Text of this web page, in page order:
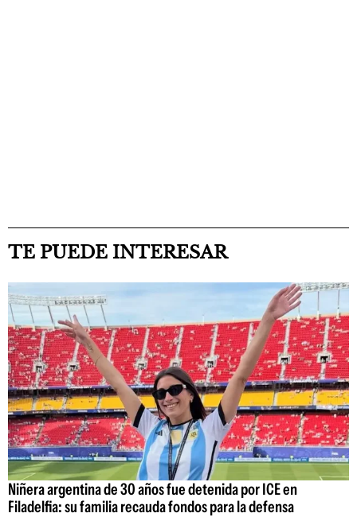
TE PUEDE INTERESAR
Niñera argentina de 30 años fue detenida por ICE en
Filadelfia: su familia recauda fondos para la defensa